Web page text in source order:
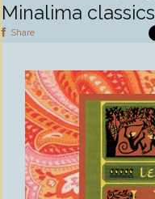
Minalima classics
Share